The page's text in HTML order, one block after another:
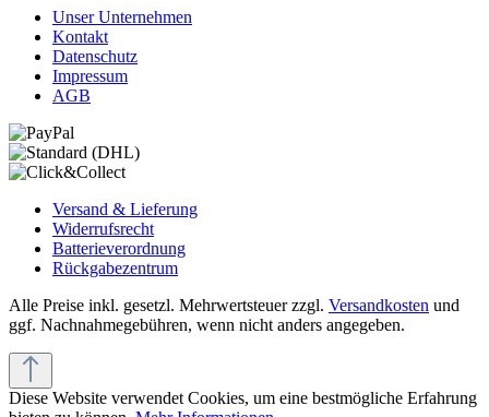
Unser Unternehmen
Kontakt
Datenschutz
Impressum
AGB
Versand & Lieferung
Widerrufsrecht
Batterieverordnung
Rückgabezentrum
Alle Preise inkl. gesetzl. Mehrwertsteuer zzgl. Versandkosten und
ggf. Nachnahmegebühren, wenn nicht anders angegeben.
Diese Website verwendet Cookies, um eine bestmögliche Erfahrung